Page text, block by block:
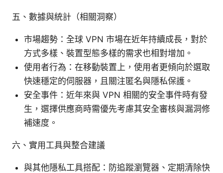
五、數據與統計（相關洞察）
市場趨勢：全球 VPN 市場在近年持續成長，對於
方式多樣、裝置型態多樣的需求也相對增加。
使用者行為：在移動裝置上，使用者更傾向於選取
快速穩定的伺服器，且關注匿名與隱私保護。
安全事件：近年來與 VPN 相關的安全事件時有發
生，選擇供應商時需優先考慮其安全審核與漏洞修
補速度。
六、實用工具與整合建議
與其他隱私工具搭配：防追蹤瀏覽器、定期清除快